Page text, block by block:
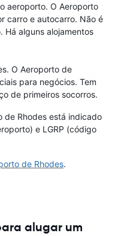
aeroporto. O Aeroporto
carro e autocarro. Não é
Há alguns alojamentos
O Aeroporto de
para negócios. Tem
de primeiros socorros.
de Rhodes está indicado
e LGRP (código
de Rhodes.
alugar um